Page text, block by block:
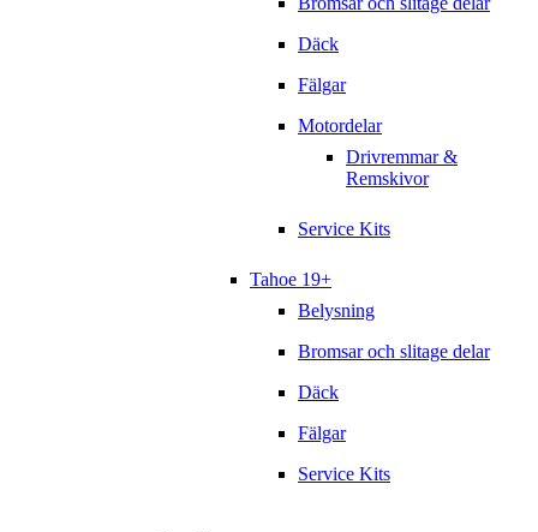
Däck
Fälgar
Motordelar
Drivremmar &
Remskivor
Service Kits
Tahoe 19+
Belysning
Bromsar och slitage delar
Däck
Fälgar
Service Kits